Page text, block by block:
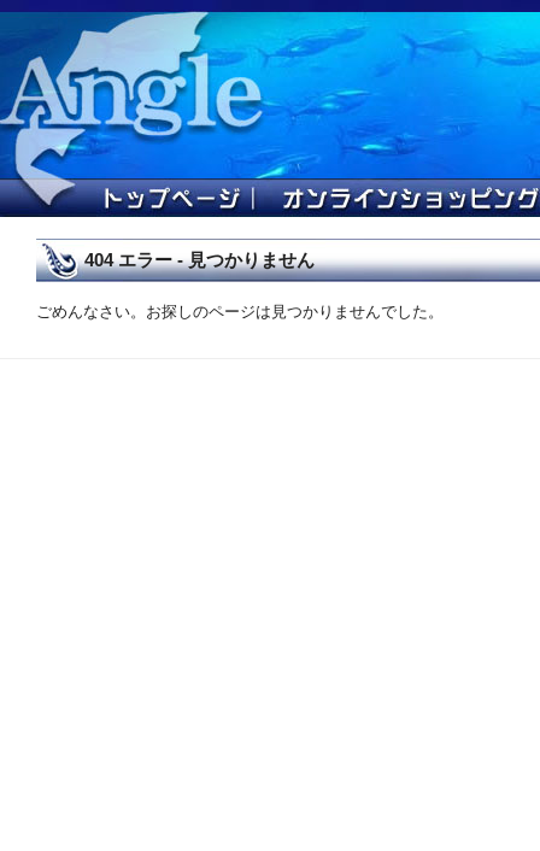
404 エラー - 見つかりません
ごめんなさい。お探しのページは見つかりませんでした。